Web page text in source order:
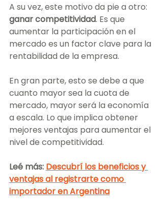
A su vez, este motivo da pie a otro:
ganar competitividad. Es que
aumentar la participación en el
mercado es un factor clave para la
rentabilidad de la empresa.
En gran parte, esto se debe a que
cuanto mayor sea la cuota de
mercado, mayor será la economía
a escala. Lo que implica obtener
mejores ventajas para aumentar el
nivel de competitividad.
Leé más: Descubrí los beneficios y
ventajas al registrarte como
importador en Argentina